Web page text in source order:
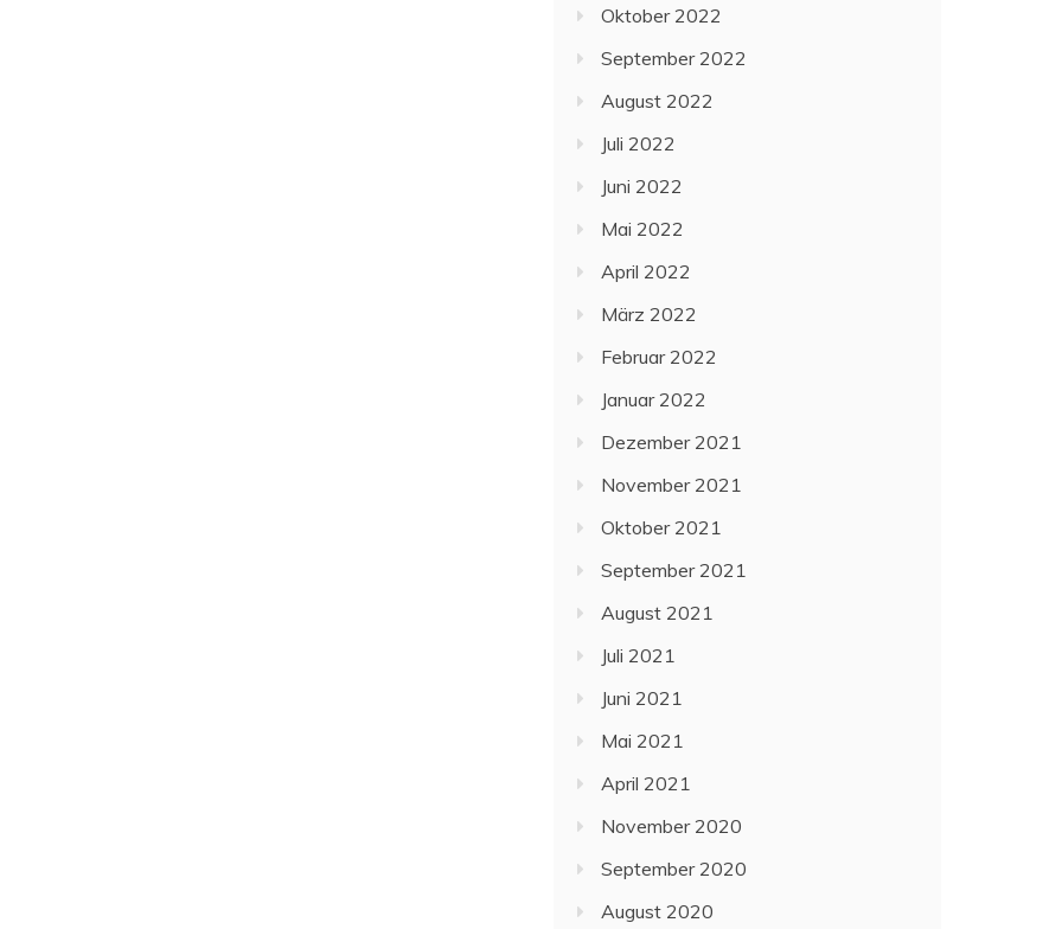
Oktober 2022
September 2022
August 2022
Juli 2022
Juni 2022
Mai 2022
April 2022
März 2022
Februar 2022
Januar 2022
Dezember 2021
November 2021
Oktober 2021
September 2021
August 2021
Juli 2021
Juni 2021
Mai 2021
April 2021
November 2020
September 2020
August 2020